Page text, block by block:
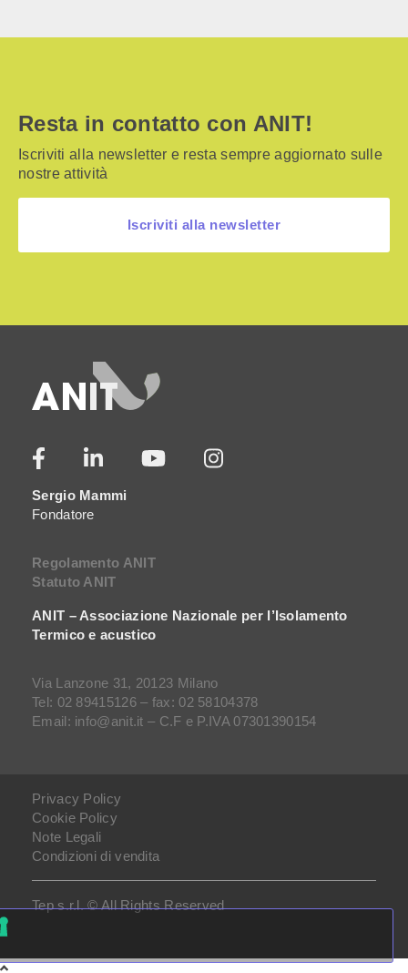
Resta in contatto con ANIT!
Iscriviti alla newsletter e resta sempre aggiornato sulle
nostre attività
Iscriviti alla newsletter
Sergio Mammi
Fondatore
Regolamento ANIT
Statuto ANIT
ANIT – Associazione Nazionale per l’Isolamento
Termico e acustico
Via Lanzone 31, 20123 Milano
Tel: 02 89415126 – fax: 02 58104378
Email: info@anit.it – C.F e P.IVA 07301390154
Tep s.r.l. © All Rights Reserved
Privacy Policy
Cookie Policy
Note Legali
Condizioni di vendita